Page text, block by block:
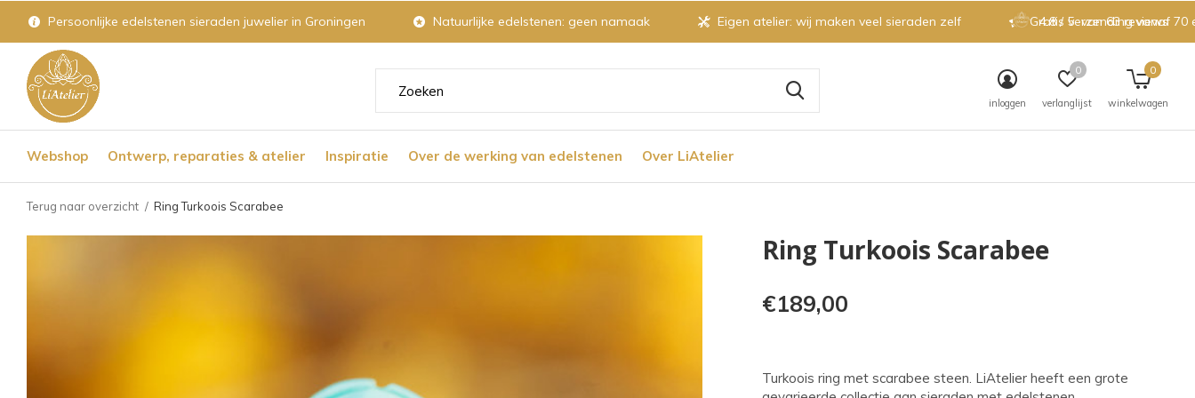
Webshop Ontwerp, reparaties & atelier Inspiratie Over de werking van edelstenen Over LiAtelier
inloggen verlanglijst
0
winkelwagen
0
Persoonlijke edelstenen sieraden juwelier in Groningen Natuurlijke edelstenen: geen namaak Eigen atelier: wij maken veel sieraden zelf Gratis verzending vanaf 70
4.8 / 5 van 63 reviews
de
te
Terug naar overzicht Ring Turkoois Scarabee
Ring Turkoois Scarabee
€189,00
Turkoois ring met scarabee steen. LiAtelier heeft een grote